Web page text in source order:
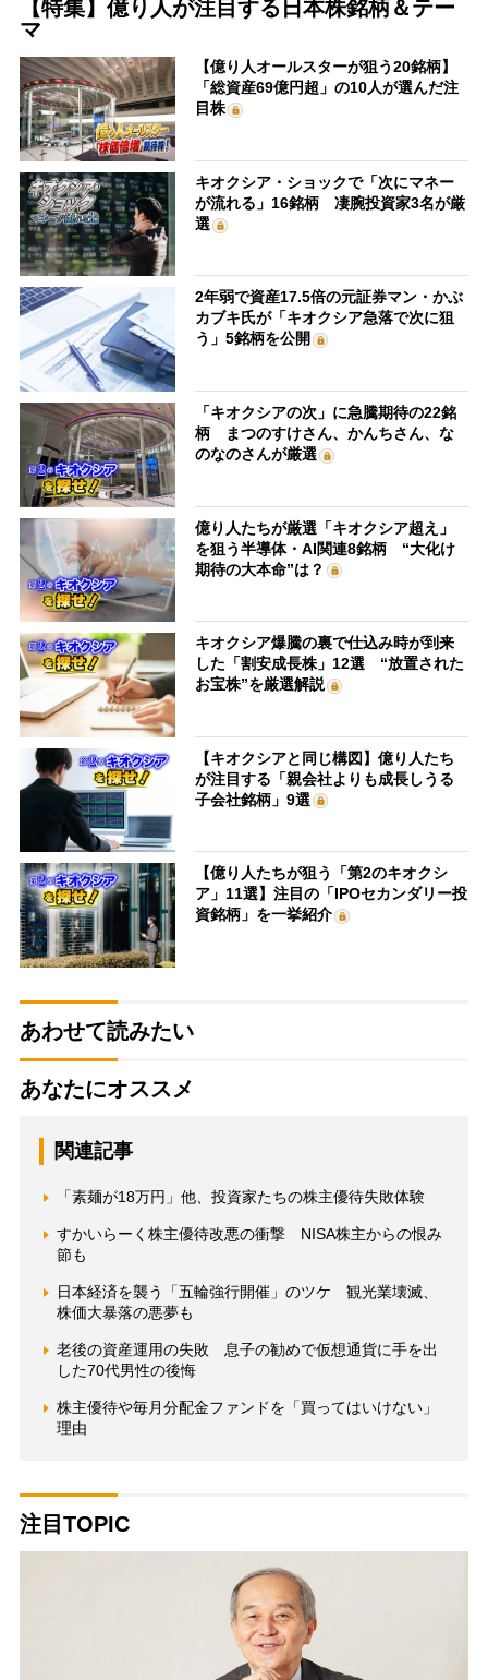
【特集】億り人が注目する日本株銘柄＆テー
マ
【億り人オールスターが狙う20銘柄】
「総資産69億円超」の10人が選んだ注
目株
キオクシア・ショックで「次にマネー
が流れる」16銘柄 凄腕投資家3名が厳
選
2年弱で資産17.5倍の元証券マン・かぶ
カブキ氏が「キオクシア急落で次に狙
う」5銘柄を公開
「キオクシアの次」に急騰期待の22銘
柄 まつのすけさん、かんちさん、な
のなのさんが厳選
億り人たちが厳選「キオクシア超え」
を狙う半導体・AI関連8銘柄 “大化け
期待の大本命”は？
キオクシア爆騰の裏で仕込み時が到来
した「割安成長株」12選 “放置された
お宝株”を厳選解説
【キオクシアと同じ構図】億り人たち
が注目する「親会社よりも成長しうる
子会社銘柄」9選
【億り人たちが狙う「第2のキオクシ
ア」11選】注目の「IPOセカンダリー投
資銘柄」を一挙紹介
あわせて読みたい
あなたにオススメ
関連記事
「素麺が18万円」他、投資家たちの株主優待失敗体験
すかいらーく株主優待改悪の衝撃 NISA株主からの恨み
節も
日本経済を襲う「五輪強行開催」のツケ 観光業壊滅、
株価大暴落の悪夢も
老後の資産運用の失敗 息子の勧めで仮想通貨に手を出
した70代男性の後悔
株主優待や毎月分配金ファンドを「買ってはいけない」
理由
注目TOPIC